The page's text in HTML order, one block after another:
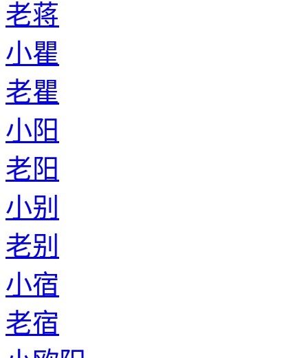
老蒋
小瞿
老瞿
小阳
老阳
小别
老别
小宿
老宿